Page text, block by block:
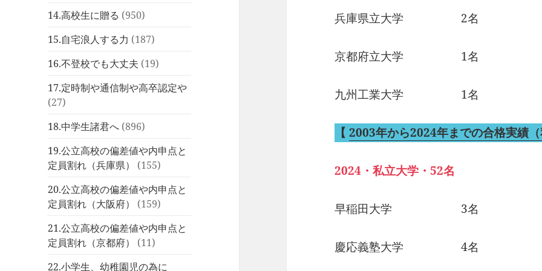
14.高校生に贈る (950)
15.自宅浪人する力 (187)
16.不登校でも大丈夫 (19)
17.定時制や通信制や高卒認定や
(27)
18.中学生諸君へ (896)
19.公立高校の偏差値や内申点と
定員割れ（兵庫県）
(155)
20.公立高校の偏差値や内申点と
定員割れ（大阪府）
(159)
21.公立高校の偏差値や内申点と
定員割れ（京都府）
(11)
22.小学生、幼稚園児の為に
兵庫県立大学 2名
京都府立大学 1名
九州工業大学 1名
【2003年から2024年までの合格実績（
2024・私立大学・52名
早稲田大学 3名
慶応義塾大学 4名